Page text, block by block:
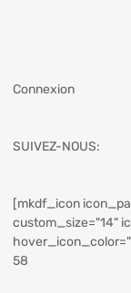
Connexion
SUIVEZ-NOUS:
[mkdf_icon
custom_size="14"
58